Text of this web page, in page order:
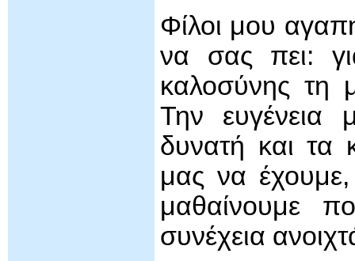
Φίλοι μου
να σας πει:
καλοσύνης τη
Την ευγένεια
δυνατή και τα
μας να
μαθαίνουμε
συνέχεια